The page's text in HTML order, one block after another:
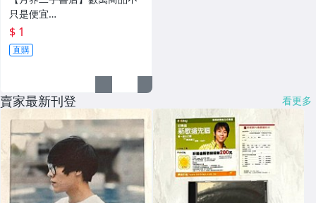
只是便宜…
$ 1
直購
賣家最新刊登 看更多